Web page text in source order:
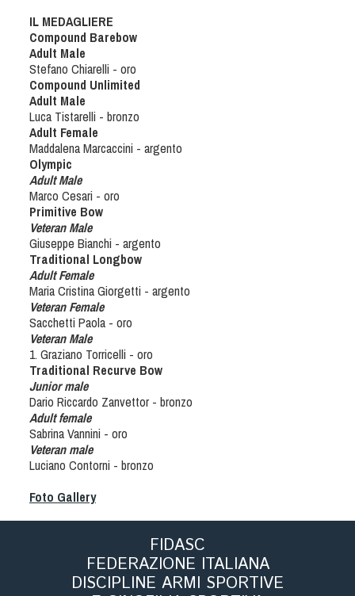
IL MEDAGLIERE
Compound Barebow
Adult Male
Stefano Chiarelli - oro
Compound Unlimited
Adult Male
Luca Tistarelli - bronzo
Adult Female
Maddalena Marcaccini - argento
Olympic
Adult Male
Marco Cesari - oro
Primitive Bow
Veteran Male
Giuseppe Bianchi - argento
Traditional Longbow
Adult Female
Maria Cristina Giorgetti - argento
Veteran Female
Sacchetti Paola - oro
Veteran Male
1. Graziano Torricelli - oro
Traditional Recurve Bow
Junior male
Dario Riccardo Zanvettor - bronzo
Adult female
Sabrina Vannini - oro
Veteran male
Luciano Contorni - bronzo
Foto Gallery
FIDASC
FEDERAZIONE ITALIANA
DISCIPLINE ARMI SPORTIVE